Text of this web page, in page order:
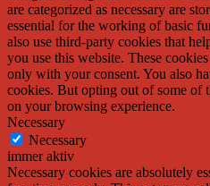
are categorized as necessary are
essential for the working of basic
also use third-party cookies that
you use this website. These
only with your consent. You also
cookies. But opting out of some of
on your browsing experience.
Necessary
Necessary
immer aktiv
Necessary cookies are absolutely